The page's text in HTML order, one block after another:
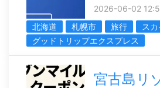
2026-06-02
北海道
札幌市 旅行
ス
グッドトリップエクスプレス
宮古島リ